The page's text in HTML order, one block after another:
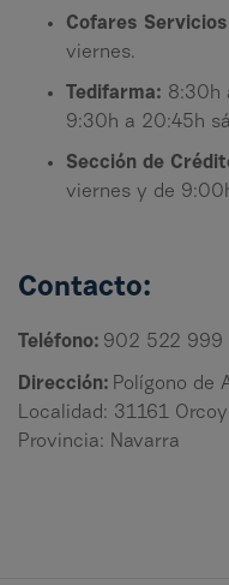
Cofares
viernes.
Tedifarma: 8:30h
9:30h a 20:45h
Sección de
viernes y de
Contacto:
Teléfono: 902 522 999
Dirección: Polígono de
Localidad: 31161
Provincia: Navarra